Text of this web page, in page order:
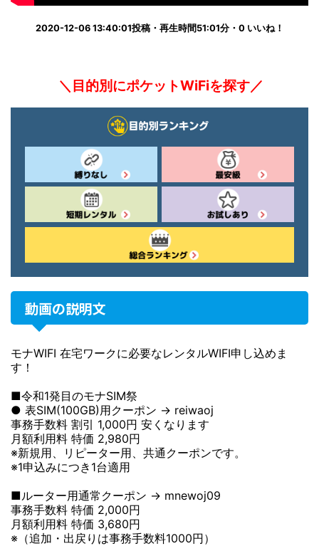
2020-12-06 13:40:01投稿・再生時間51:01分・0 いいね！
＼目的別にポケットWiFiを探す／
動画の説明文
モナWIFI 在宅ワークに必要なレンタルWIFI申し込めま
す！
■令和1発目のモナSIM祭
● 表SIM(100GB)用クーポン → reiwaoj
事務手数料 割引 1,000円 安くなります
月額利用料 特価 2,980円
※新規用、リピーター用、共通クーポンです。
※1申込みにつき1台適用
■ルーター用通常クーポン → mnewoj09
事務手数料 特価 2,000円
月額利用料 特価 3,680円
※（追加・出戻りは事務手数料1000円）